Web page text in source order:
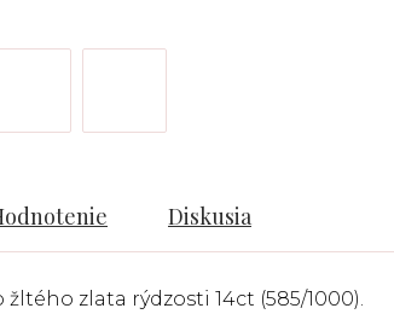
Diskusia
zlata rýdzosti 14ct (585/1000).